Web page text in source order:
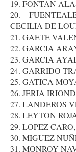
19. FONTAN
20.
CECILIA DE
21. GAETE
22. GARCIA
23. GARCIA
24. GARRIDO
25. GATICA
26. JERIA
27. LANDEROS
28. LEYTON
29. LOPEZ
30. MIGUEZ
31. MONROY